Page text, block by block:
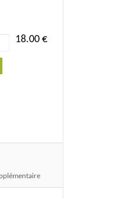
18.00 €